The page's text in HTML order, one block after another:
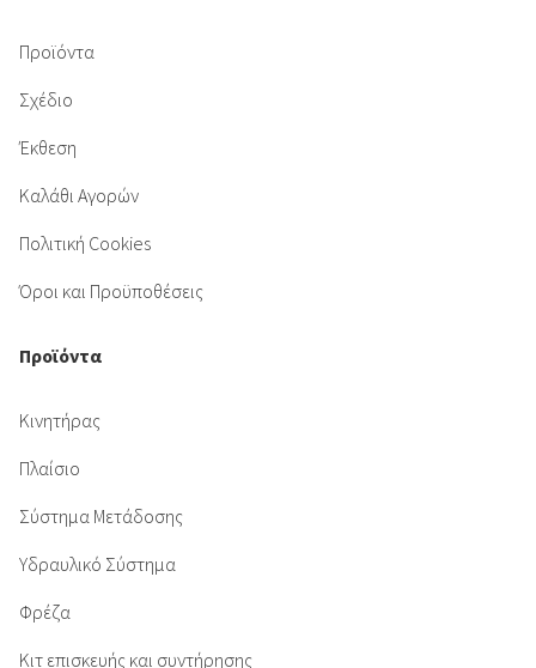
Προϊόντα
Σχέδιο
Έκθεση
Καλάθι Αγορών
Πολιτική Cookies
Όροι και Προϋποθέσεις
Προϊόντα
Κινητήρας
Πλαίσιο
Σύστημα Μετάδοσης
Υδραυλικό Σύστημα
Φρέζα
Κιτ επισκευής και συντήρησης